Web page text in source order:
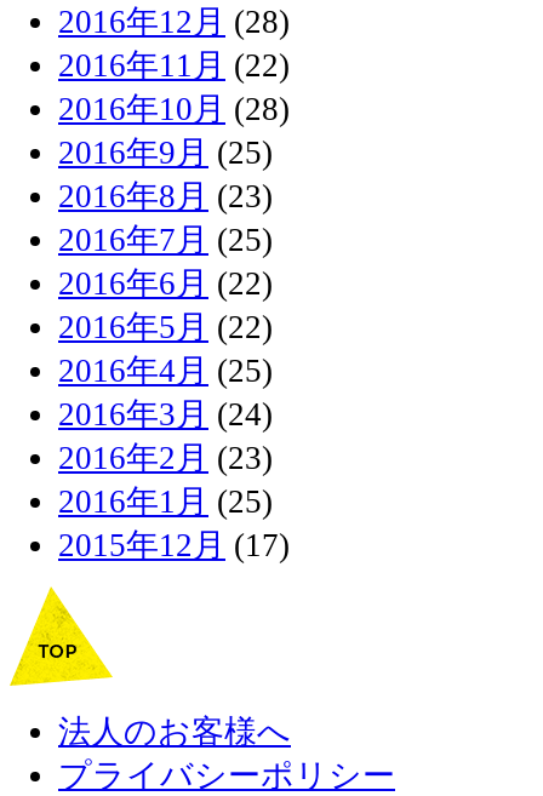
2016年12月 (28)
2016年11月 (22)
2016年10月 (28)
2016年9月 (25)
2016年8月 (23)
2016年7月 (25)
2016年6月 (22)
2016年5月 (22)
2016年4月 (25)
2016年3月 (24)
2016年2月 (23)
2016年1月 (25)
2015年12月 (17)
法人のお客様へ
プライバシーポリシー